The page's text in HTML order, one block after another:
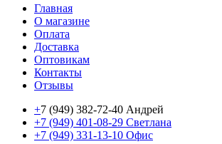
Главная
О магазине
Оплата
Доставка
Оптовикам
Контакты
Отзывы
+7 (949) 382-72-40 Андрей
+7 (949) 401-08-29 Светлана
+7 (949) 331-13-10 Офис